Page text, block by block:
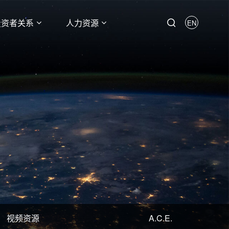
者关系 人力资源 EN
视频资源 A.C.E.